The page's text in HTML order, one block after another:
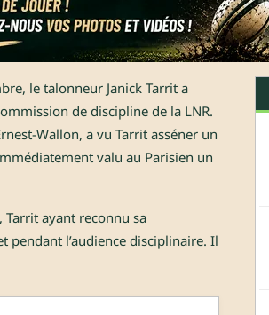
le talonneur Janick Tarrit a
de discipline de la LNR.
Wallon, a vu Tarrit asséner un
valu au Parisien un
Tarrit ayant reconnu sa
pendant l’audience disciplinaire. Il